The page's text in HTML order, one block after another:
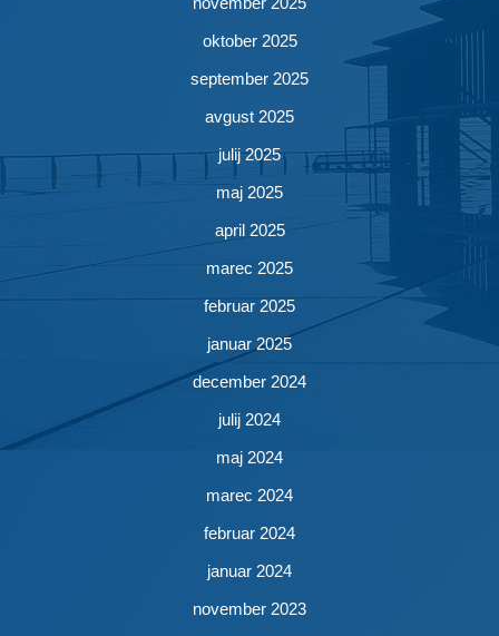
oktober 2025
september 2025
avgust 2025
julij 2025
maj 2025
april 2025
marec 2025
februar 2025
januar 2025
december 2024
julij 2024
maj 2024
marec 2024
februar 2024
januar 2024
november 2023